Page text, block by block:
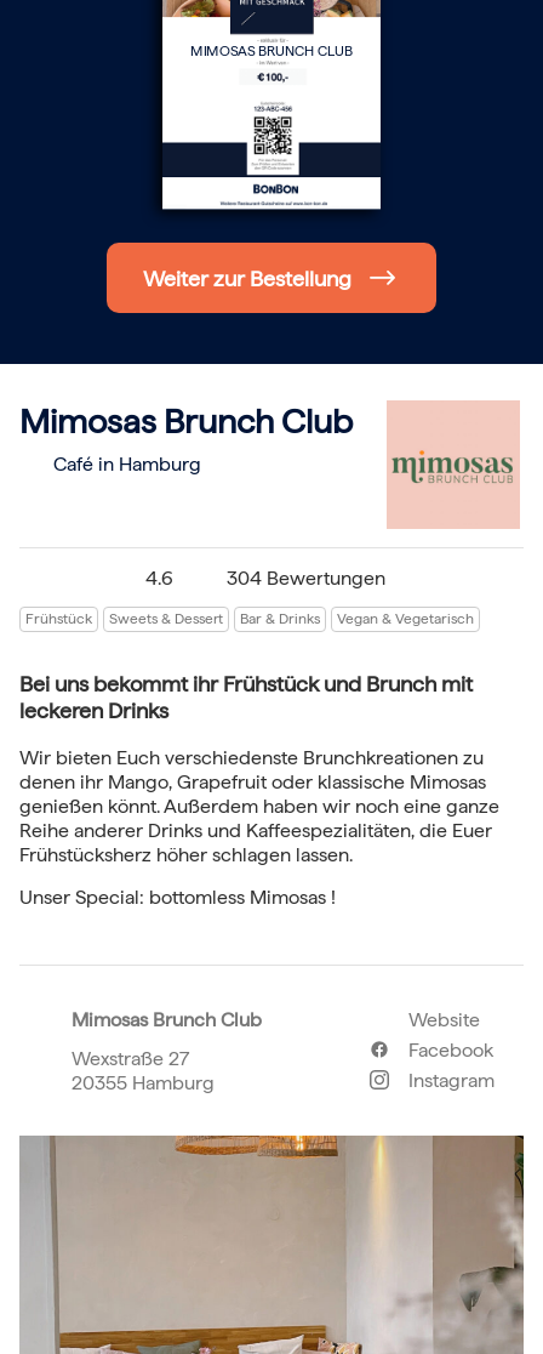
Frohe Weihnachten
Regionale Gutscheine
Hamburg
München
Frankfurt
Köln
Düsseldorf
Essen
-------
Für alle Geschenk-Gutscheine gilt:
Geschmackvoll und maximal flexibel!
MIMOSAS BRUNCH CLUB
Weiter zur Bestellung
Mimosas Brunch Club
Café in Hamburg
4.6 304 Bewertungen
Frühstück Sweets & Dessert Bar & Drinks Vegan & Vegetarisch
Bei uns bekommt ihr Frühstück und Brunch mit
leckeren Drinks
Wir bieten Euch verschiedenste Brunchkreationen zu
denen ihr Mango, Grapefruit oder klassische Mimosas
genießen könnt. Außerdem haben wir noch eine ganze
Reihe anderer Drinks und Kaffeespezialitäten, die Euer
Frühstücksherz höher schlagen lassen.
Unser Special: bottomless Mimosas !
Mimosas Brunch Club
Wexstraße 27
20355 Hamburg
Website
Facebook
Instagram